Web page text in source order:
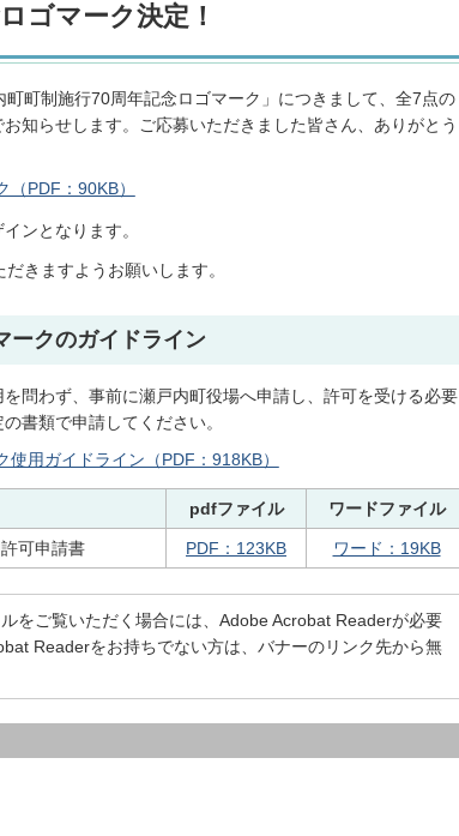
ゴマーク決定！
町制施行70周年記念ロゴマーク」につきまして、全7点の
知らせします。ご応募いただきました皆さん、ありがとう
PDF：90KB）
ンとなります。
きますようお願いします。
ークのガイドライン
問わず、事前に瀬戸内町役場へ申請し、許可を受ける必要
書類で申請してください。
用ガイドライン（PDF：918KB）
pdfファイル ワードファイル
可申請書 PDF：123KB ワード：19KB
をご覧いただく場合には、Adobe Acrobat Readerが必要
Readerをお持ちでない方は、バナーのリンク先から無